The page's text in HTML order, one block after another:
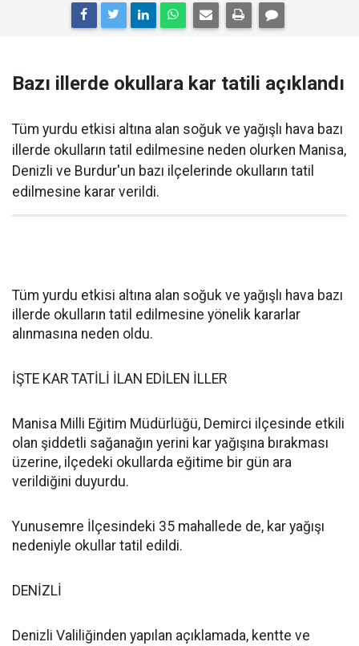
Bazı illerde okullara kar tatili açıklandı
Tüm yurdu etkisi altına alan soğuk ve yağışlı hava bazı
illerde okulların tatil edilmesine neden olurken Manisa,
Denizli ve Burdur'un bazı ilçelerinde okulların tatil
edilmesine karar verildi.
Tüm yurdu etkisi altına alan soğuk ve yağışlı hava bazı
illerde okulların tatil edilmesine yönelik kararlar
alınmasına neden oldu.
İŞTE KAR TATİLİ İLAN EDİLEN İLLER
Manisa Milli Eğitim Müdürlüğü, Demirci ilçesinde etkili
olan şiddetli sağanağın yerini kar yağışına bırakması
üzerine, ilçedeki okullarda eğitime bir gün ara
verildiğini duyurdu.
Yunusemre İlçesindeki 35 mahallede de, kar yağışı
nedeniyle okullar tatil edildi.
DENİZLİ
Denizli Valiliğinden yapılan açıklamada, kentte ve